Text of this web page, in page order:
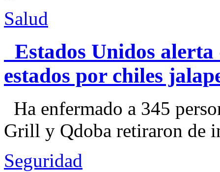
Salud
Estados Unidos alerta
estados por chiles
Ha enfermado a 345
Grill y Qdoba retiraron de
Seguridad